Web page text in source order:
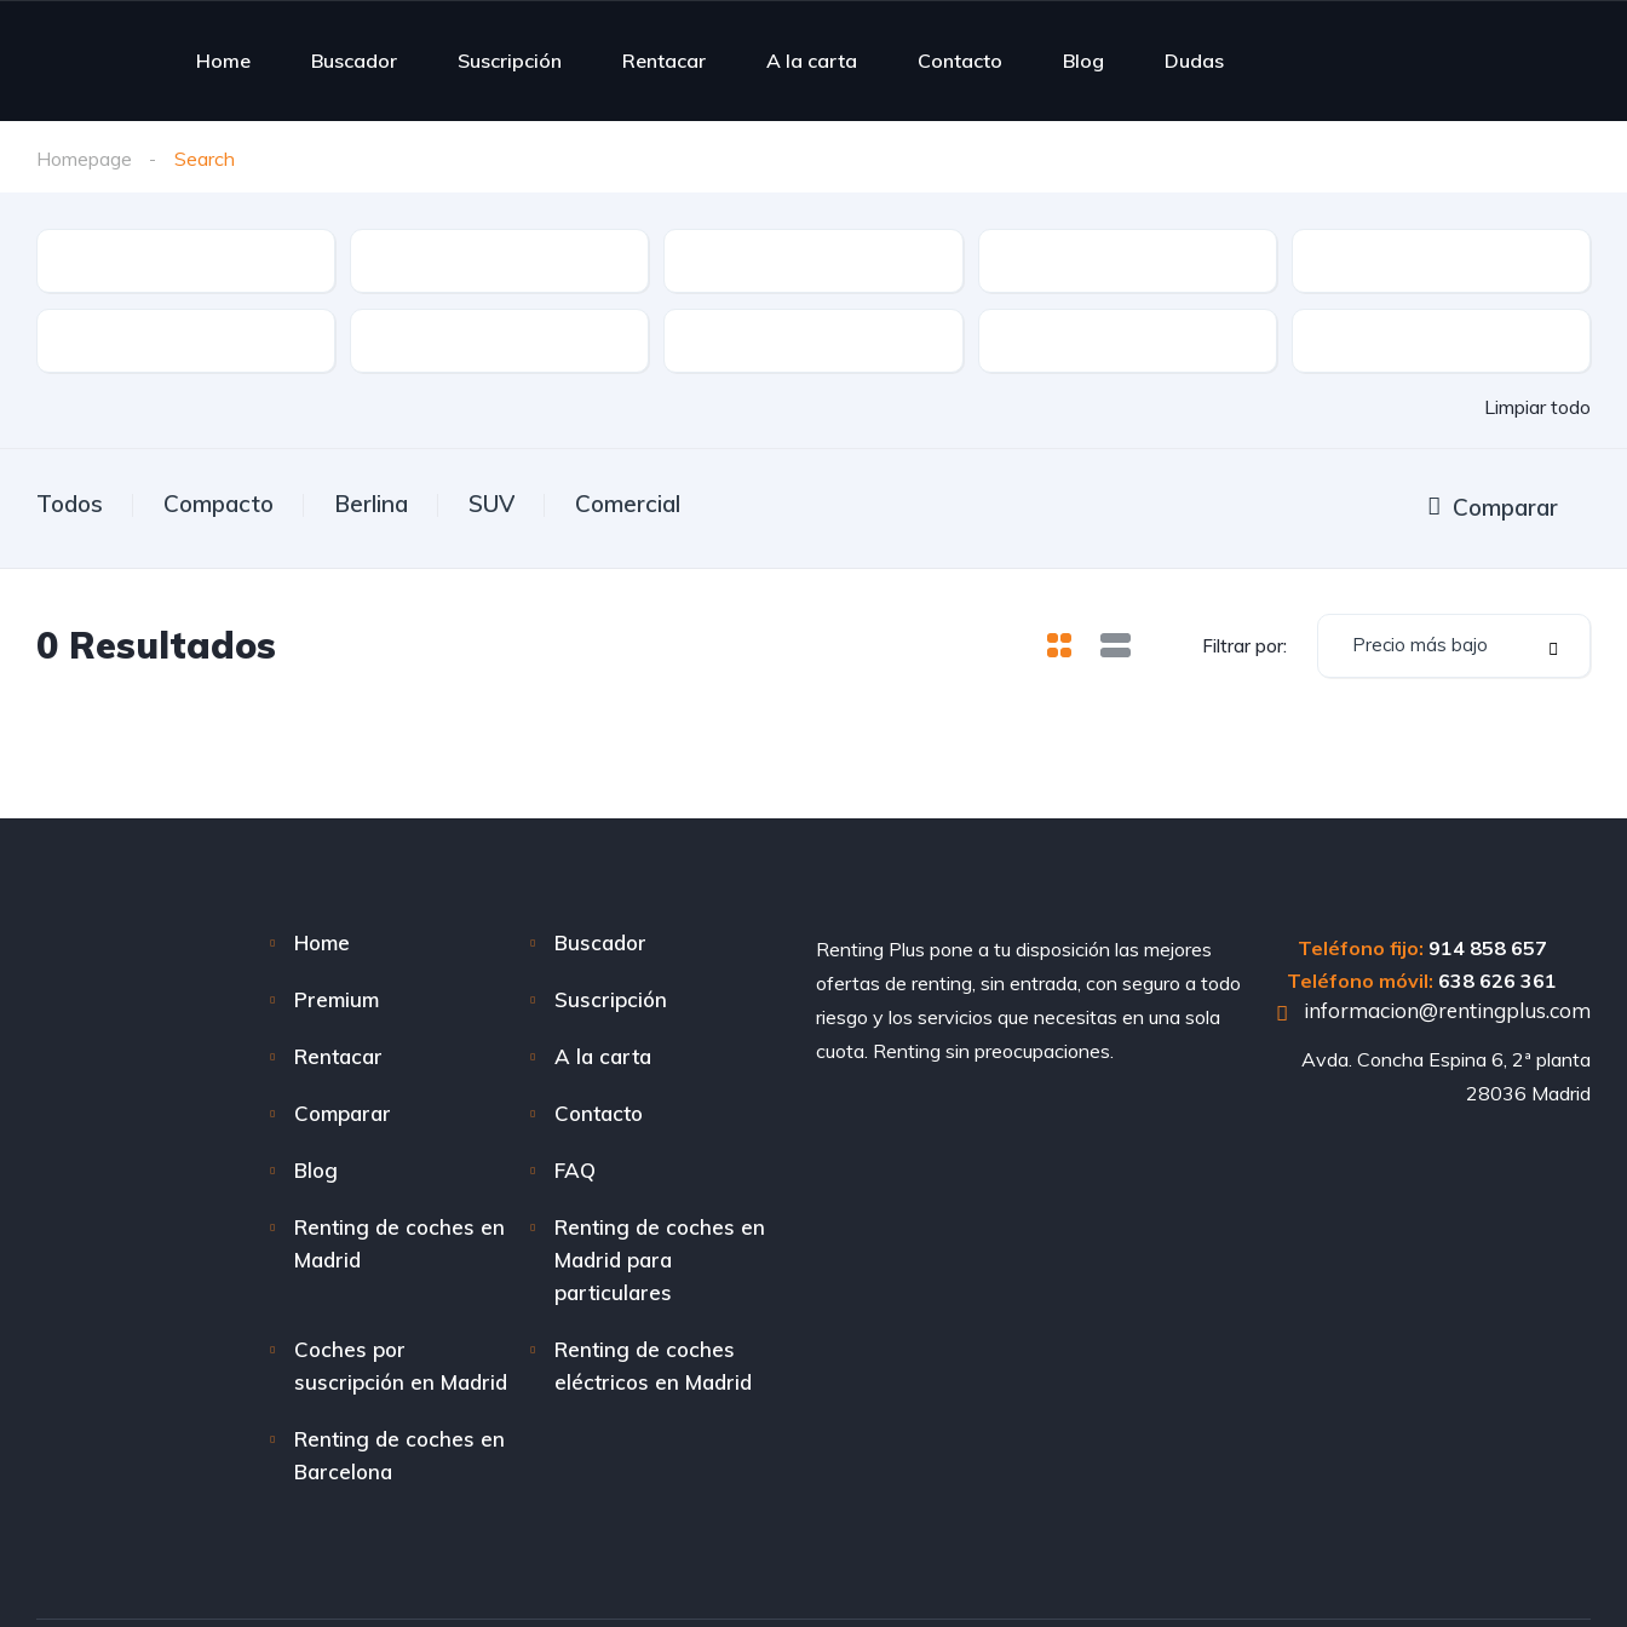
Home Buscador Suscripción Rentacar A la carta Contacto Blog Dudas
Homepage Search
Limpiar todo
Todos Compacto Berlina SUV Comercial Comparar
0 Resultados Filtrar por: Precio más bajo
Home Buscador
Premium Suscripción
Rentacar A la carta
Comparar Contacto
Blog FAQ
Renting de coches en
Madrid
Renting de coches en
Madrid para
particulares
Coches por
suscripción en Madrid
Renting de coches
eléctricos en Madrid
Renting de coches en
Barcelona
Renting Plus pone a tu disposición las mejores
ofertas de renting, sin entrada, con seguro a todo
riesgo y los servicios que necesitas en una sola
cuota. Renting sin preocupaciones.
Teléfono fijo: 914 858 657
Teléfono móvil: 638 626 361
informacion@rentingplus.com
Avda. Concha Espina 6, 2ª planta
28036 Madrid